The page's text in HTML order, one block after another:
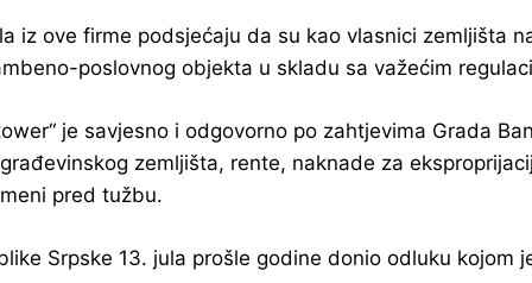
ove firme podsjećaju da su kao vlasnici zemljišta
poslovnog objekta u skladu sa važećim
je savjesno i odgovorno po zahtjevima Grada
zemljišta, rente, naknade za
pred tužbu.
Srpske 13. jula prošle godine donio odluku kojom